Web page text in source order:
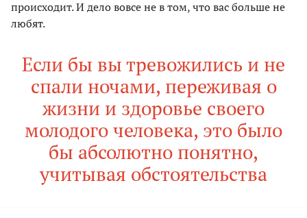
происходит. И дело вовсе не в том, что вас больше не
любят.
Если бы вы тревожились и не
спали ночами, переживая о
жизни и здоровье своего
молодого человека, это было
бы абсолютно понятно,
учитывая обстоятельства